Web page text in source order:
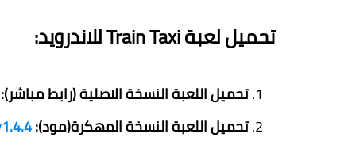
تحميل لعبة Train Taxi للاندرويد:
تحميل اللعبة النسخة الاصلية (رابط مباشر):
تحميل اللعبة النسخة المهكرة(مود):